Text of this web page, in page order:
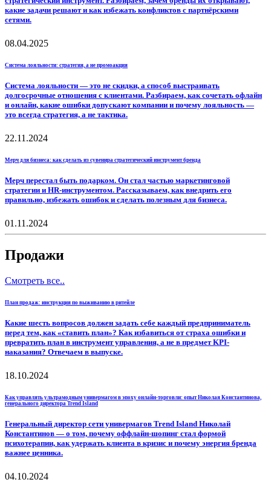
какие задачи решают и как избежать конфликтов с партнёрскими
сетями.
08.04.2025
Система лояльности: стратегия, а не промоакция
Система лояльности — это не скидки, а способ выстраивать
долгосрочные отношения с клиентами. Разбираем, как сочетать офлайн
и онлайн, какие ошибки допускают компании и почему лояльность —
это всегда стратегия, а не тактика.
22.11.2024
Мерч для бизнеса: как сделать из сувенира стратегический инструмент бренда
Мерч перестал быть подарком. Он стал частью маркетинговой
стратегии и HR-инструментом. Рассказываем, как внедрить его
правильно, избежать ошибок и сделать полезным для бизнеса.
01.11.2024
Продажи
Смотреть все..
План продаж: инструкция по выживанию в ритейле
Какие шесть вопросов должен задать себе каждый предприниматель
перед тем, как «ставить план»? Как избавиться от страха ошибки и
превратить план в инструмент управления, а не в предмет KPI-
наказания? Отвечаем в выпуске.
18.10.2024
Как управлять ультрамодным универмагом в эпоху онлайн-торговли: опыт Николая Константинова,
генерального директора Trend Island
Генеральный директор сети универмагов Trend Island Николай
Константинов — о том, почему оффлайн-шопинг стал формой
психотерапии, как удержать клиента в кризис и почему энергия бренда
важнее ценника.
04.10.2024